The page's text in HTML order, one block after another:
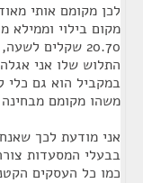
לכן מקומם אותי
מקום בילוי וממילא
20.70 שקלים
התלוש שלו אני
במקביל הוא גם כלי
משהו מקומם
אני מודעת לכך
בבעלי המסעדות
כמו כל העסקים